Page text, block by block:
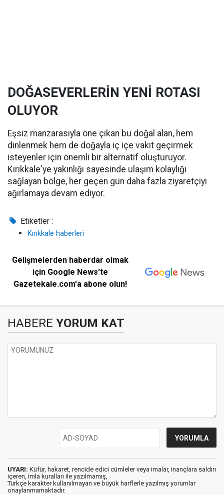
DOĞASEVERLERİN YENİ ROTASI
OLUYOR
Eşsiz manzarasıyla öne çıkan bu doğal alan, hem
dinlenmek hem de doğayla iç içe vakit geçirmek
isteyenler için önemli bir alternatif oluşturuyor.
Kırıkkale'ye yakınlığı sayesinde ulaşım kolaylığı
sağlayan bölge, her geçen gün daha fazla ziyaretçiyi
ağırlamaya devam ediyor.
Etiketler :
Kırıkkale haberleri
Gelişmelerden haberdar olmak
için Google News'te
Gazetekale.com'a abone olun!
HABERE YORUM KAT
UYARI: Küfür, hakaret, rencide edici cümleler veya imalar, inançlara saldırı
içeren, imla kuralları ile yazılmamış,
Türkçe karakter kullanılmayan ve büyük harflerle yazılmış yorumlar
onaylanmamaktadır.